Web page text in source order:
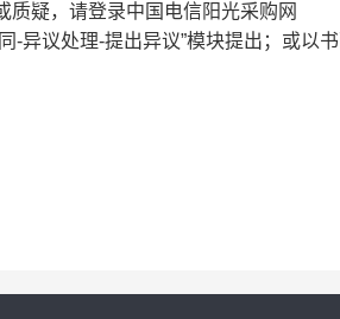
疑， 请登录中国电信阳光采购网
-异议处理-提出异议”模块提出 ； 或以